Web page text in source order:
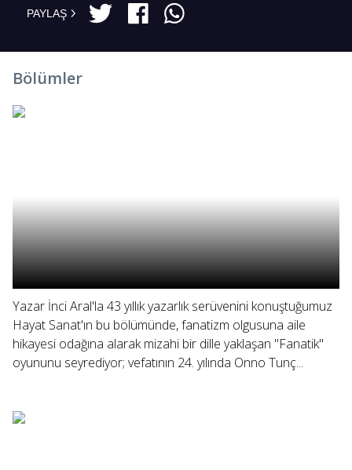
PAYLAŞ
Bölümler
Yazar İnci Aral'la 43 yıllık yazarlık serüvenini konuştuğumuz
Hayat Sanat'ın bu bölümünde, fanatizm olgusuna aile
hikayesi odağına alarak mizahi bir dille yaklaşan "Fanatik"
oyununu seyrediyor; vefatının 24. yılında Onno Tunç...